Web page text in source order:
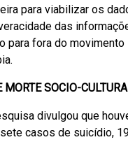
para viabilizar os
das
para fora do
MORTE SOCIO-
divulgou que
casos de suicídio,